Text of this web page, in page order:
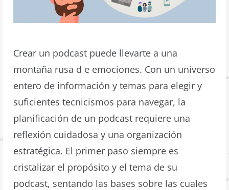
Crear un podcast puede llevarte a una
montaña rusa d e emociones. Con un universo
entero de información y temas para elegir y
suficientes tecnicismos para navegar, la
planificación de un podcast requiere una
reflexión cuidadosa y una organización
estratégica. El primer paso siempre es
cristalizar el propósito y el tema de su
podcast, sentando las bases sobre las cuales